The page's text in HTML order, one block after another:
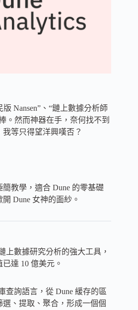
版 Nansen”、“鏈上數據分析師
。然而神器在手，奈何找不到
等只得望洋興嘆否？
教學，適合 Dune 的零基礎
Dune 女神的面紗。
上數據研究分析的強大工具，
達 10 億美元。
查詢語言，從 Dune 緩存的區
、提取、聚合，形成一個個